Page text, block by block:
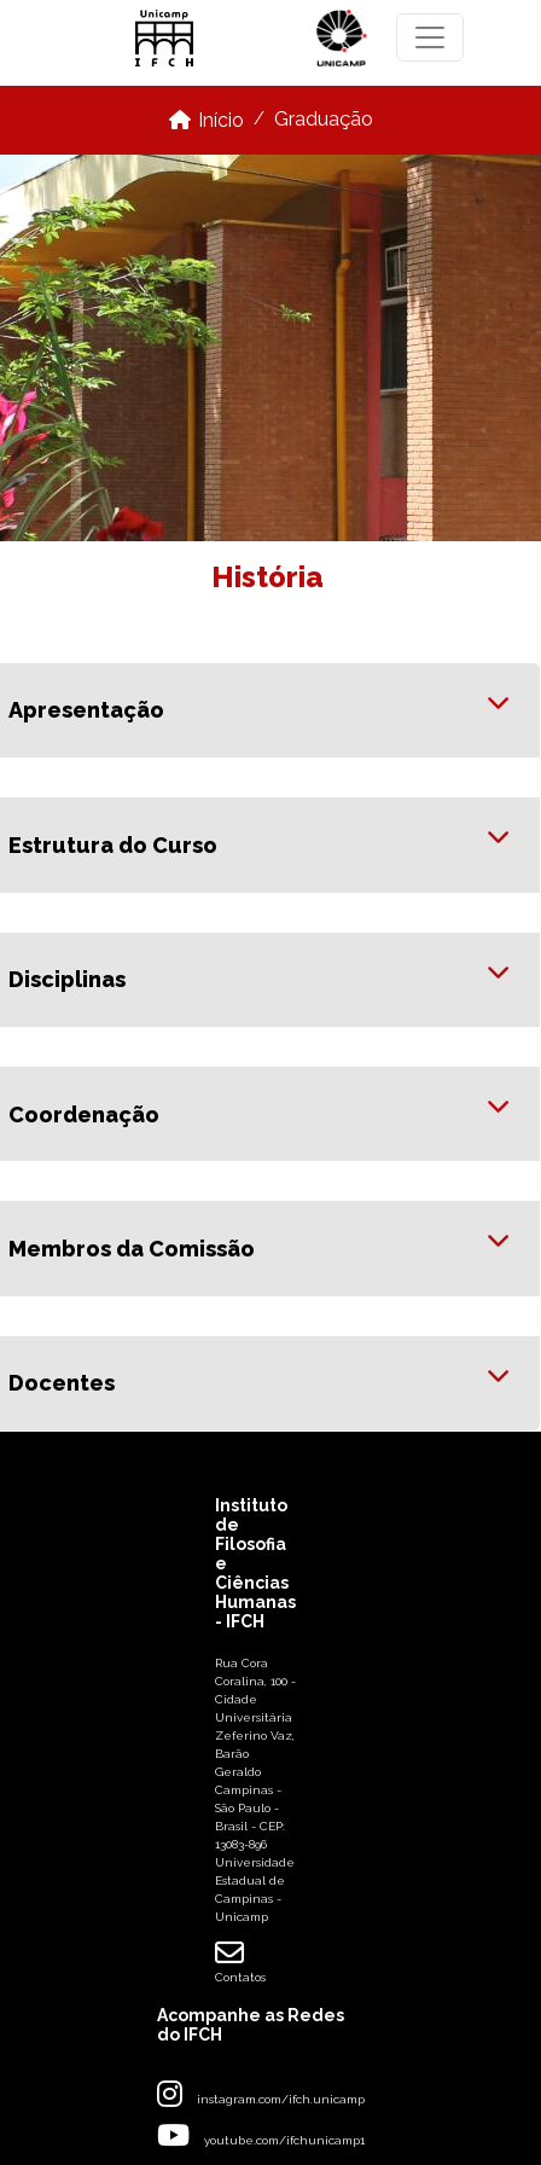
Pular para o conteúdo principal
Início Graduação
História
Apresentação
Estrutura do Curso
Disciplinas
Coordenação
Membros da Comissão
Docentes
Instituto
de
Filosofia
e
Ciências
Humanas
- IFCH
Rua Cora
Coralina, 100 -
Cidade
Universitária
Zeferino Vaz,
Barão
Geraldo
Campinas -
São Paulo -
Brasil - CEP:
13083-896
Universidade
Estadual de
Campinas -
Unicamp
Contatos
Acompanhe as Redes
do IFCH
instagram.com/ifch.unicamp
youtube.com/ifchunicamp1